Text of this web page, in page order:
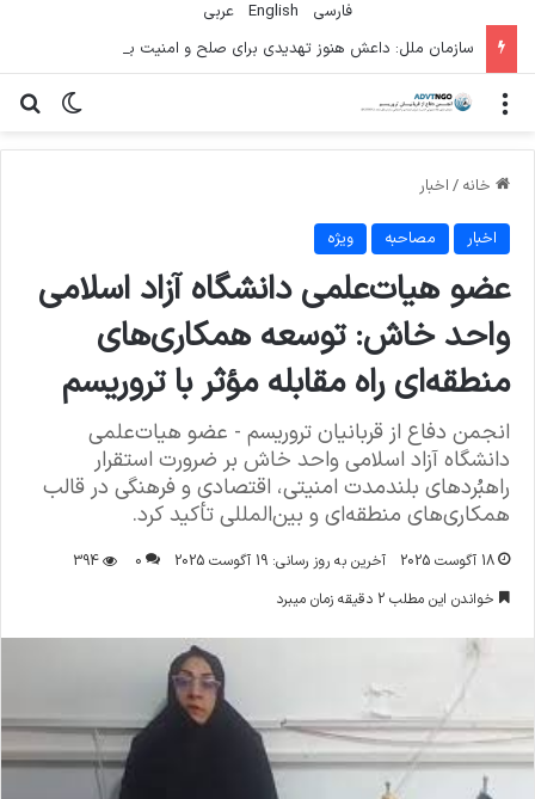
فارسی English
عربي
تغییر منو
خانه / اخبار
اخبار مصاحبه ویژه
عضو هیات‌علمی دانشگاه آزاد اسلامی
واحد خاش: توسعه همکاری‌های
منطقه‌ای راه مقابله مؤثر با تروریسم
انجمن دفاع از قربانیان تروریسم - عضو هیات‌علمی
دانشگاه آزاد اسلامی واحد خاش بر ضرورت استقرار
راهبُردهای بلندمدت امنیتی، اقتصادی و فرهنگی در قالب
همکاری‌های منطقه‌ای و بین‌المللی تأکید کرد.
18 آگوست 2025 آخرین به روز رسانی: 19 آگوست 2025 0
394
خواندن این مطلب 2 دقیقه زمان میبرد